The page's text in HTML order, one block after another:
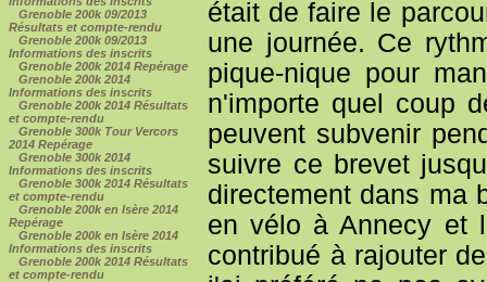
Grenoble 200k 09/2013
Résultats et compte-rendu
Grenoble 200k 09/2013
Informations des inscrits
Grenoble 200k 2014 Repérage
Grenoble 200k 2014
Informations des inscrits
Grenoble 200k 2014 Résultats
et compte-rendu
Grenoble 300k Tour Vercors
2014 Repérage
Grenoble 300k 2014
Informations des inscrits
Grenoble 300k 2014 Résultats
et compte-rendu
Grenoble 200k en Isère 2014
Repérage
Grenoble 200k en Isère 2014
Informations des inscrits
Grenoble 200k 2014 Résultats
et compte-rendu
était de faire le
une journée. Ce
pique-nique pour
n'importe quel coup
peuvent subvenir
suivre ce brevet
directement dans ma
en vélo à Annecy et
contribué à rajouter